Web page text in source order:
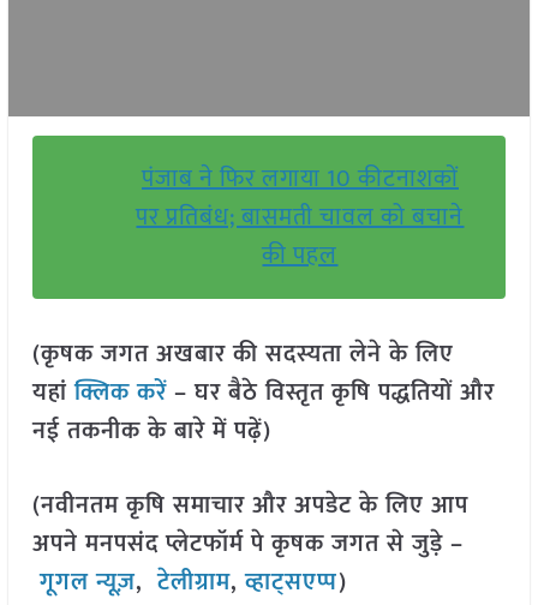
पंजाब ने फिर लगाया 10 कीटनाशकों
पर प्रतिबंध; बासमती चावल को बचाने
की पहल
(कृषक जगत अखबार की सदस्यता लेने के लिए
यहांक्लिक करें– घर बैठे विस्तृत कृषि पद्धतियों और
नई तकनीक के बारे में पढ़ें)
(नवीनतम कृषि समाचार और अपडेट के लिए आप
अपने मनपसंद प्लेटफॉर्म पे कृषक जगत से जुड़े –
गूगल न्यूज़,टेलीग्राम,व्हाट्सएप्प)